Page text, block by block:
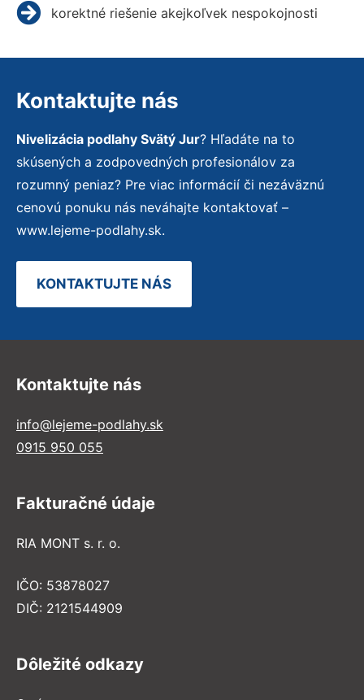
korektné riešenie akejkoľvek nespokojnosti
Kontaktujte nás
Nivelizácia podlahy Svätý Jur? Hľadáte na to
skúsených a zodpovedných profesionálov za
rozumný peniaz? Pre viac informácií či nezáväznú
cenovú ponuku nás neváhajte kontaktovať –
www.lejeme-podlahy.sk.
KONTAKTUJTE NÁS
Kontaktujte nás
info@lejeme-podlahy.sk
0915 950 055
Fakturačné údaje
RIA MONT s. r. o.
IČO: 53878027
DIČ: 2121544909
Dôležité odkazy